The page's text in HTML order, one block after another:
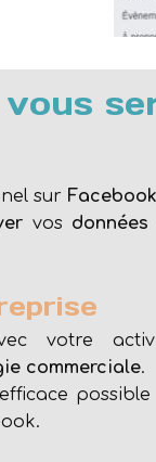
sur Facebook
vos données
votre
commerciale.